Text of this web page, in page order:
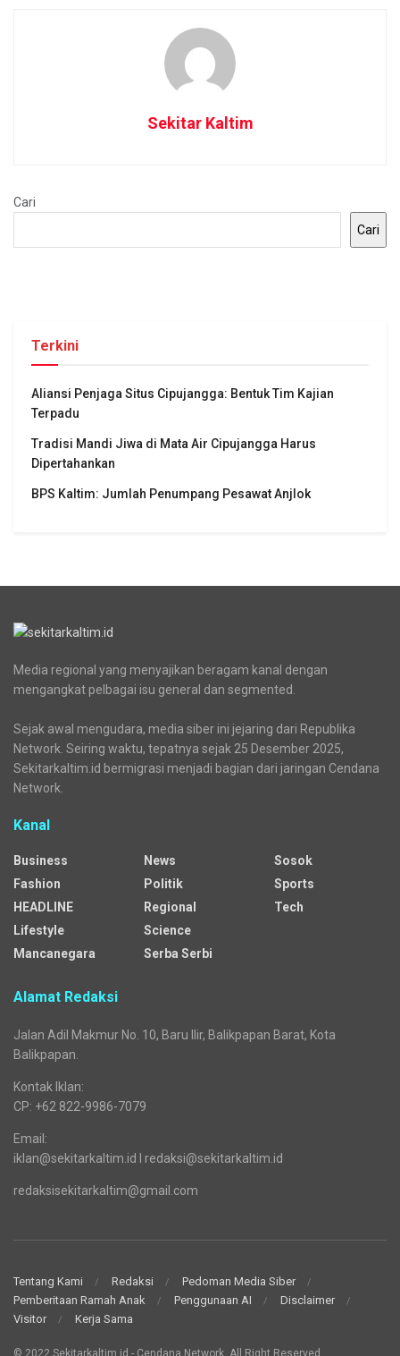
Sekitar Kaltim
Cari
Cari
Terkini
Aliansi Penjaga Situs Cipujangga: Bentuk Tim Kajian
Terpadu
Tradisi Mandi Jiwa di Mata Air Cipujangga Harus
Dipertahankan
BPS Kaltim: Jumlah Penumpang Pesawat Anjlok
Media regional yang menyajikan beragam kanal dengan
mengangkat pelbagai isu general dan segmented.
Sejak awal mengudara, media siber ini jejaring dari Republika
Network. Seiring waktu, tepatnya sejak 25 Desember 2025,
Sekitarkaltim.id bermigrasi menjadi bagian dari jaringan Cendana
Network.
Kanal
Business
Fashion
HEADLINE
Lifestyle
Mancanegara
News
Politik
Regional
Science
Serba Serbi
Sosok
Sports
Tech
Alamat Redaksi
Jalan Adil Makmur No. 10, Baru Ilir, Balikpapan Barat, Kota
Balikpapan.
Kontak Iklan:
CP: +62 822-9986-7079
Email:
iklan@sekitarkaltim.id I redaksi@sekitarkaltim.id
redaksisekitarkaltim@gmail.com
Tentang Kami Redaksi
Pedoman Media Siber
Pemberitaan Ramah Anak
Penggunaan AI
Disclaimer
Visitor
Kerja Sama
© 2022 Sekitarkaltim.id - Cendana Network. All Right Reserved.